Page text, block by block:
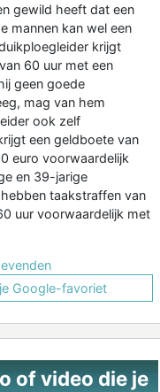
gewild heeft dat een
mannen kan wel een
krijgt
60 uur met een
geen goede
mag van hem
ook zelf
een geldboete van
euro voorwaardelijk
en 39-jarige
taakstraffen van
uur voorwaardelijk met
je Google-favoriet
of video die je